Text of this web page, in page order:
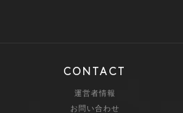
CONTACT
運営者情報
お問い合わせ